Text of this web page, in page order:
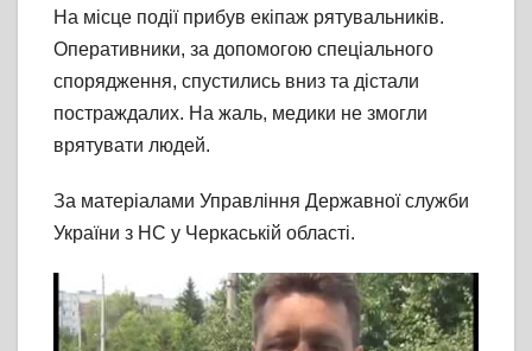
На місце події прибув екіпаж рятувальників.
Оперативники, за допомогою спеціального
спорядження, спустились вниз та дістали
постраждалих. На жаль, медики не змогли
врятувати людей.
За матеріалами Управління Державної служби
України з НС у Черкаській області.